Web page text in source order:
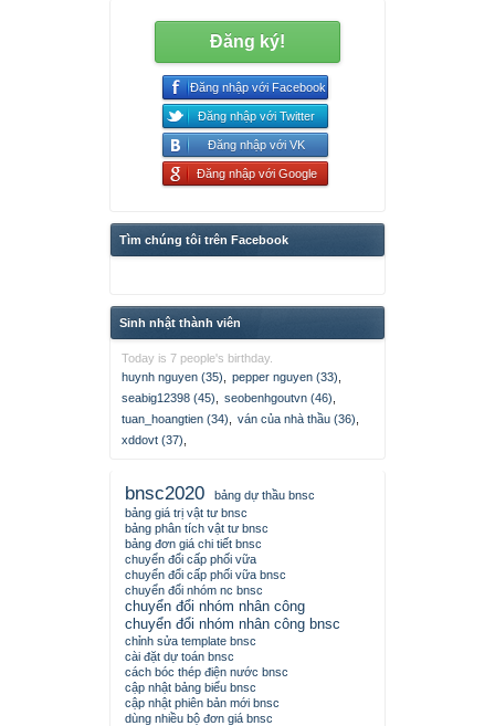
Đăng ký!
Đăng nhập với Facebook
Đăng nhập với Twitter
Đăng nhập với VK
Đăng nhập với Google
Tìm chúng tôi trên Facebook
Sinh nhật thành viên
Today is 7 people's birthday.
huynh nguyen (35)
pepper nguyen (33)
seabig12398 (45)
seobenhgoutvn (46)
tuan_hoangtien (34)
ván của nhà thầu (36)
xddovt (37)
bnsc2020
bảng dự thầu bnsc
bảng giá trị vật tư bnsc
bảng phân tích vật tư bnsc
bảng đơn giá chi tiết bnsc
chuyển đổi cấp phối vữa
chuyển đổi cấp phối vữa bnsc
chuyển đổi nhóm nc bnsc
chuyển đổi nhóm nhân công
chuyển đổi nhóm nhân công bnsc
chỉnh sửa template bnsc
cài đặt dự toán bnsc
cách bóc thép điện nước bnsc
cập nhật bảng biểu bnsc
cập nhật phiên bản mới bnsc
dùng nhiều bộ đơn giá bnsc